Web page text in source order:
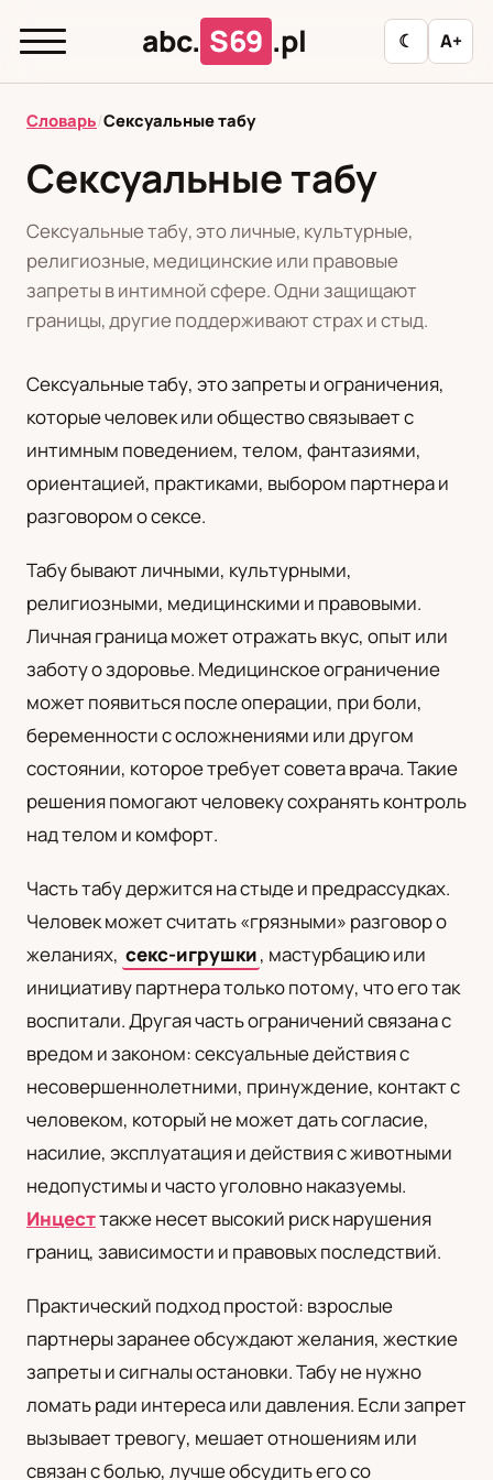
abc. S69 .pl ☾ A+
abc. S69
Б И
Л
М Н О П Р С Т
У
Ф
Ц Ш Э
Редакционная политика
Polski Русский
UA
Словарь/Сексуальные табу
Сексуальные табу
Сексуальные табу, это личные, культурные,
религиозные, медицинские или правовые
запреты в интимной сфере. Одни защищают
границы, другие поддерживают страх и стыд.
Сексуальные табу, это запреты и ограничения,
которые человек или общество связывает с
интимным поведением, телом, фантазиями,
ориентацией, практиками, выбором партнера и
разговором о сексе.
Табу бывают личными, культурными,
религиозными, медицинскими и правовыми.
Личная граница может отражать вкус, опыт или
заботу о здоровье. Медицинское ограничение
может появиться после операции, при боли,
беременности с осложнениями или другом
состоянии, которое требует совета врача. Такие
решения помогают человеку сохранять контроль
над телом и комфорт.
Часть табу держится на стыде и предрассудках.
Человек может считать «грязными» разговор о
желаниях, секс-игрушки, мастурбацию или
инициативу партнера только потому, что его так
воспитали. Другая часть ограничений связана с
вредом и законом: сексуальные действия с
несовершеннолетними, принуждение, контакт с
человеком, который не может дать согласие,
насилие, эксплуатация и действия с животными
недопустимы и часто уголовно наказуемы.
Инцесттакже несет высокий риск нарушения
границ, зависимости и правовых последствий.
Практический подход простой: взрослые
партнеры заранее обсуждают желания, жесткие
запреты и сигналы остановки. Табу не нужно
ломать ради интереса или давления. Если запрет
вызывает тревогу, мешает отношениям или
связан с болью, лучше обсудить его со